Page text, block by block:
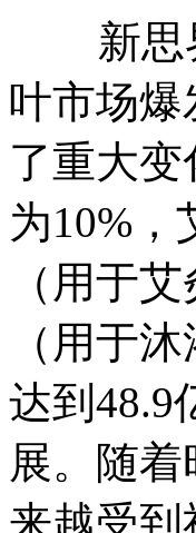
新思
叶市场
了重大
为10%，
（用于
（用于
达到48.9
展。随
来越受